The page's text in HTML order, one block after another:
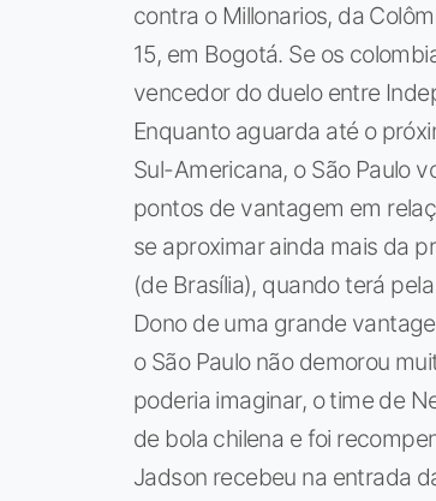
contra o Millonarios, da
15, em Bogotá. Se os
vencedor do duelo entre
Enquanto aguarda até o
Sul-Americana, o São Paulo
pontos de vantagem em
se aproximar ainda mais da
(de Brasília), quando terá
Dono de uma grande
o São Paulo não demorou
poderia imaginar, o time de
de bola chilena e foi
Jadson recebeu na entrada